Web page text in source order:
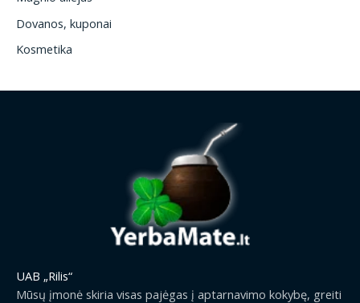
Dovanos, kuponai
Kosmetika
UAB „Rilis“
Mūsų įmonė skiria visas pajėgas į aptarnavimo kokybę, greiti